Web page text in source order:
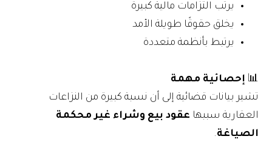
يرتب التزامات مالية كبيرة
يخلق حقوقًا طويلة الأمد
يرتبط بأنظمة متعددة
📊 إحصائية مهمة
تشير بيانات قضائية إلى أن نسبة كبيرة من النزاعات
العقارية سببها عقود بيع وشراء غير محكمة
الصياغة.